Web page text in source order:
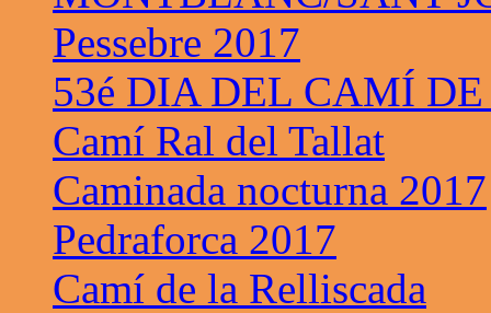
Pessebre 2017
53é DIA DEL CAMÍ
Camí Ral del Tallat
Caminada nocturna 2017
Pedraforca 2017
Camí de la Relliscada